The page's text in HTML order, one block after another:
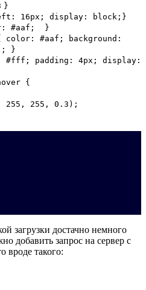
}
: 16px ; display : block ;}
: #aaf ; }
color : #aaf ; background :
}
#fff ; padding : 4px ; display :
{
255 , 255 , 0.3 );
загрузки достачно немного
добавить запрос на сервер c
вроде такого: